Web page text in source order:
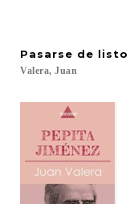
Pasarse de listo
Valera, Juan